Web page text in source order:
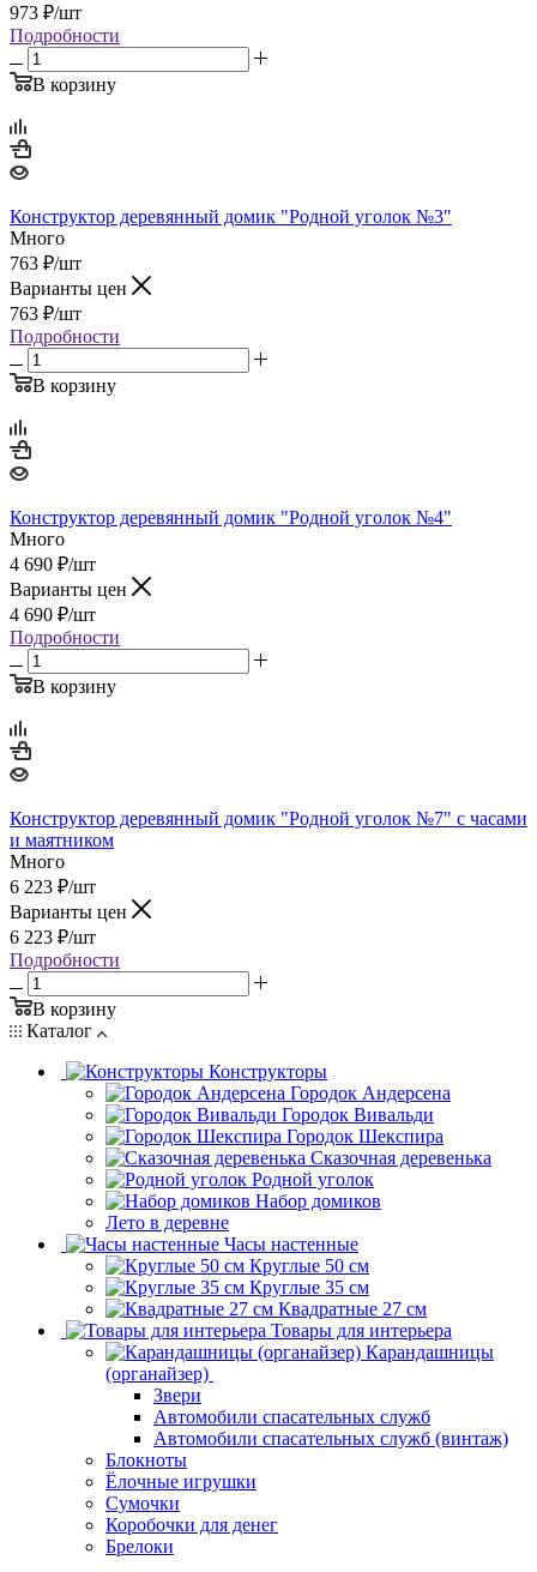
973 ₽/шт
Подробности
В корзину
Конструктор деревянный домик "Родной уголок №3"
Много
763 ₽/шт
Варианты цен
763 ₽/шт
Подробности
В корзину
Конструктор деревянный домик "Родной уголок №4"
Много
4 690 ₽/шт
Варианты цен
4 690 ₽/шт
Подробности
В корзину
Конструктор деревянный домик "Родной уголок №7" с часами
и маятником
Много
6 223 ₽/шт
Варианты цен
6 223 ₽/шт
Подробности
В корзину
Каталог
Конструкторы
Городок Андерсена
Городок Вивальди
Городок Шекспира
Сказочная деревенька
Родной уголок
Набор домиков
Лето в деревне
Часы настенные
Круглые 50 см
Круглые 35 см
Квадратные 27 см
Товары для интерьера
Карандашницы
(органайзер)
Звери
Автомобили спасательных служб
Автомобили спасательных служб (винтаж)
Блокноты
Ёлочные игрушки
Сумочки
Коробочки для денег
Брелоки